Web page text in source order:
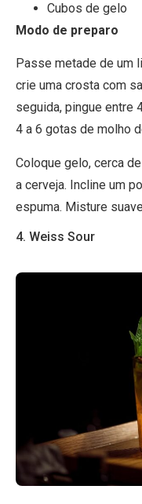
Cubos de gelo
Modo de preparo
Passe metade de um
crie uma crosta com
seguida, pingue entre
4 a 6 gotas de molho
Coloque gelo, cerca
a cerveja. Incline um
espuma. Misture
4. Weiss Sour